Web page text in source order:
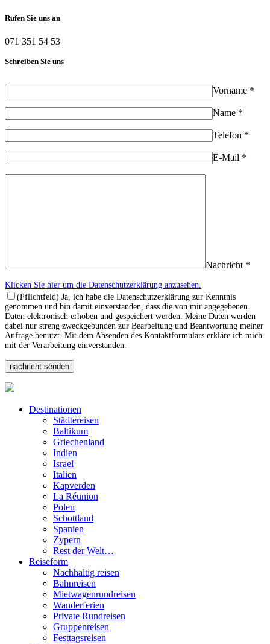
Rufen Sie uns an
071 351 54 53
Schreiben Sie uns
Vorname *
Name *
Telefon *
E-Mail *
Nachricht *
Klicken Sie hier um die Datenschutzerklärung anzusehen.
(Pflichtfeld) Ja, ich habe die Datenschutzerklärung zur Kenntnis
genommen und bin damit einverstanden, dass die von mir angegebenen
Daten elektronisch erhoben und gespeichert werden. Meine Daten werden
dabei nur streng zweckgebunden zur Bearbeitung und Beantwortung meiner
Anfrage benutzt. Mit dem Absenden des Kontaktformulars erkläre ich mich
mit der Verarbeitung einverstanden.
Destinationen
Städtereisen
Baltikum
Griechenland
Indien
Israel
Italien
Kapverden
La Réunion
Polen
Schottland
Spanien
Zypern
Rest der Welt…
Reiseform
Nachhaltig reisen
Bahnreisen
Mietwagenrundreisen
Wanderferien
Private Rundreisen
Gruppenreisen
Festtagsreisen